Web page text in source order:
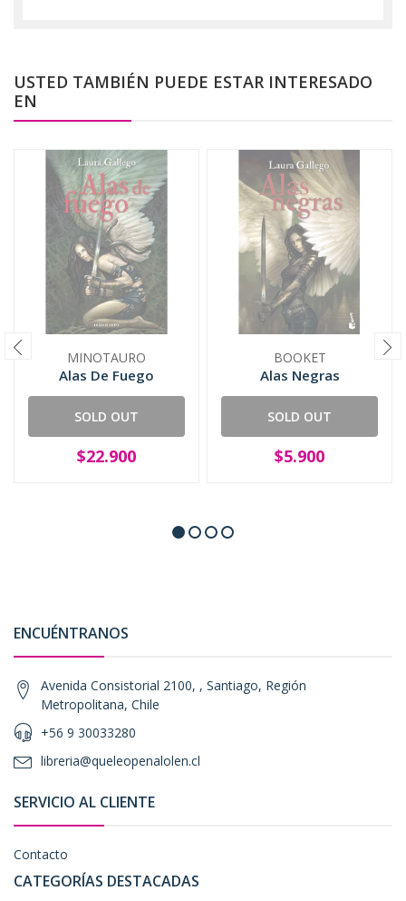
USTED TAMBIÉN PUEDE ESTAR INTERESADO
EN
MINOTAURO
Alas De Fuego
SOLD OUT
$22.900
BOOKET
Alas Negras
SOLD OUT
$5.900
ENCUÉNTRANOS
Avenida Consistorial 2100, , Santiago, Región
Metropolitana, Chile
+56 9 30033280
libreria@queleopenalolen.cl
SERVICIO AL CLIENTE
Contacto
CATEGORÍAS DESTACADAS